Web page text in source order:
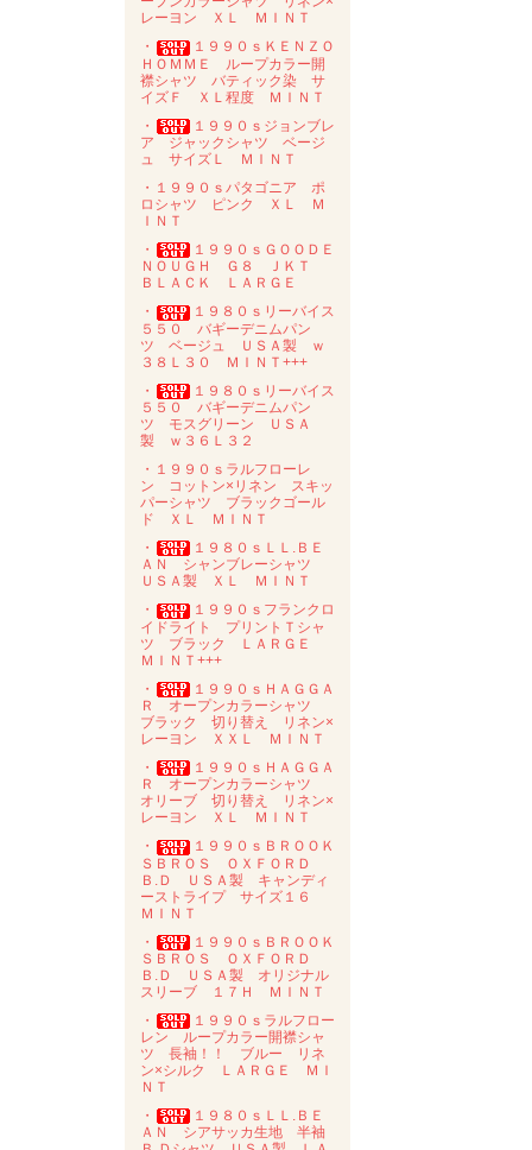
レーヨン ＸＬ ＭＩＮＴ
・
１９９０ｓＫＥＮＺＯ
ＨＯＭＭＥ ループカラー開
襟シャツ バティック染 サ
イズＦ ＸＬ程度 ＭＩＮＴ
・
１９９０ｓジョンブレ
ア ジャックシャツ ベージ
ュ サイズＬ ＭＩＮＴ
・１９９０ｓパタゴニア ポ
ロシャツ ピンク ＸＬ Ｍ
ＩＮＴ
・
１９９０ｓＧＯＯＤＥ
ＮＯＵＧＨ Ｇ８ ＪＫＴ
ＢＬＡＣＫ ＬＡＲＧＥ
・
１９８０ｓリーバイス
５５０ バギーデニムパン
ツ ベージュ ＵＳＡ製 ｗ
３８Ｌ３０ ＭＩＮＴ+++
・
１９８０ｓリーバイス
５５０ バギーデニムパン
ツ モスグリーン ＵＳＡ
製 ｗ３６Ｌ３２
・１９９０ｓラルフローレ
ン コットン×リネン スキッ
パーシャツ ブラックゴール
ド ＸＬ ＭＩＮＴ
・
１９８０ｓＬＬ.ＢＥ
ＡＮ シャンブレーシャツ
ＵＳＡ製 ＸＬ ＭＩＮＴ
・
１９９０ｓフランクロ
イドライト プリントＴシャ
ツ ブラック ＬＡＲＧＥ
ＭＩＮＴ+++
・
１９９０ｓＨＡＧＧＡ
Ｒ オープンカラーシャツ
ブラック 切り替え リネン×
レーヨン ＸＸＬ ＭＩＮＴ
・
１９９０ｓＨＡＧＧＡ
Ｒ オープンカラーシャツ
オリーブ 切り替え リネン×
レーヨン ＸＬ ＭＩＮＴ
・
１９９０ｓＢＲＯＯＫ
ＳＢＲＯＳ ＯＸＦＯＲＤ
Ｂ.Ｄ ＵＳＡ製 キャンディ
ーストライプ サイズ１６
ＭＩＮＴ
・
１９９０ｓＢＲＯＯＫ
ＳＢＲＯＳ ＯＸＦＯＲＤ
Ｂ.Ｄ ＵＳＡ製 オリジナル
スリーブ １７Ｈ ＭＩＮＴ
・
１９９０ｓラルフロー
レン ループカラー開襟シャ
ツ 長袖！！ ブルー リネ
ン×シルク ＬＡＲＧＥ ＭＩ
ＮＴ
・
１９８０ｓＬＬ.ＢＥ
ＡＮ シアサッカ生地 半袖